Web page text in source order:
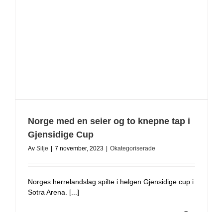
Norge med en seier og to knepne tap i
Gjensidige Cup
Av Silje 7 november, 2023 Okategoriserade
Norges herrelandslag spilte i helgen Gjensidige cup i
Sotra Arena. [...]